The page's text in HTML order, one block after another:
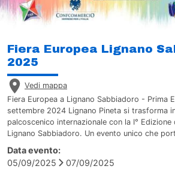
Fiera Europea Lignano
2025
Vedi mappa
Fiera Europea a Lignano Sabbiadoro - Prima
settembre 2024 Lignano Pineta si trasforma
palcoscenico internazionale con la I° Edizione
Lignano Sabbiadoro. Un evento unico che
Data evento:
05/09/2025
07/09/2025